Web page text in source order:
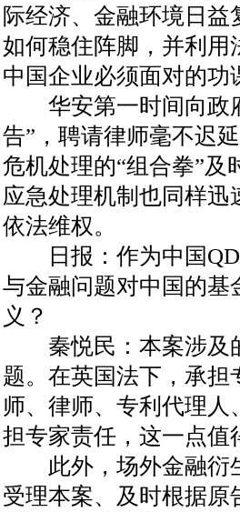
际经济、金融环境日
如何稳住阵脚，并利
中国企业必须面对的功
华安第一时间向政府
告”，聘请律师毫不迟
危机处理的“组合拳”
应急处理机制也同样
依法维权。
日报：作为中国
与金融问题对中国的
义？
秦悦民：本案涉及
题。在英国法下，承
师、律师、专利代理
担专家责任，这一点值
此外，场外金融衍
受理本案、及时根据